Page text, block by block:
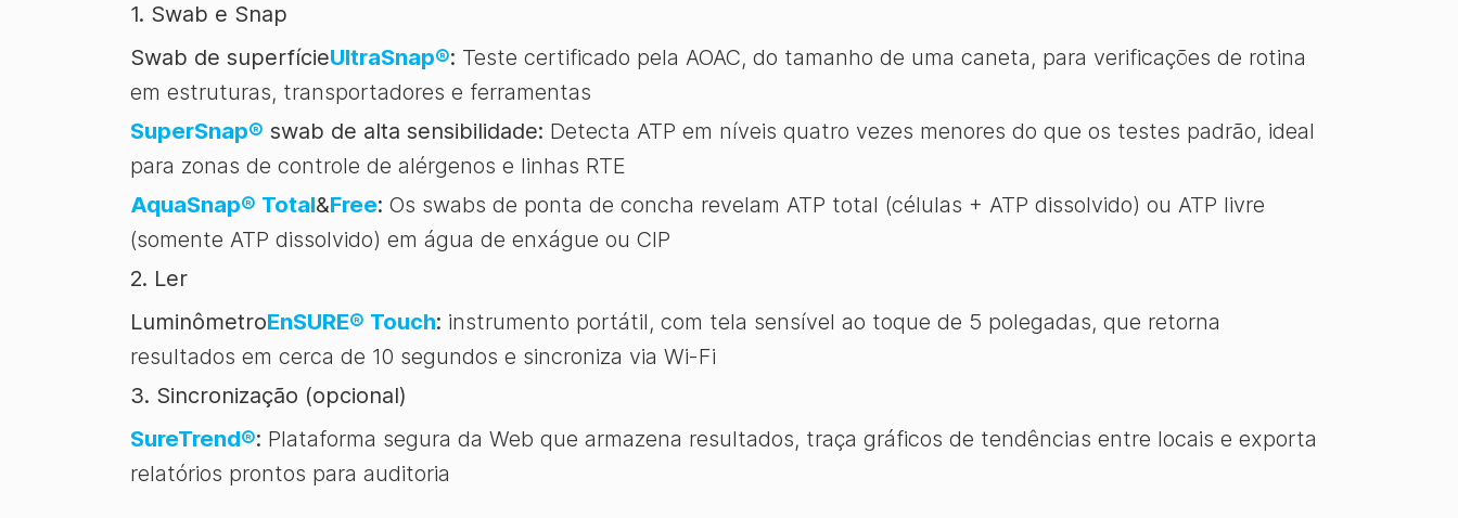
1. Swab e Snap
Swab de superfícieUltraSnap®: Teste certificado pela AOAC, do tamanho de uma caneta, para verificações de rotina
em estruturas, transportadores e ferramentas
SuperSnap® swab de alta sensibilidade: Detecta ATP em níveis quatro vezes menores do que os testes padrão, ideal
para zonas de controle de alérgenos e linhas RTE
AquaSnap® Total&Free: Os swabs de ponta de concha revelam ATP total (células + ATP dissolvido) ou ATP livre
(somente ATP dissolvido) em água de enxágue ou CIP
2. Ler
LuminômetroEnSURE® Touch: instrumento portátil, com tela sensível ao toque de 5 polegadas, que retorna
resultados em cerca de 10 segundos e sincroniza via Wi-Fi
3. Sincronização (opcional)
SureTrend®: Plataforma segura da Web que armazena resultados, traça gráficos de tendências entre locais e exporta
relatórios prontos para auditoria